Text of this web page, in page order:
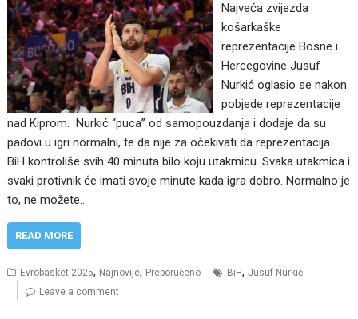
Najveća zvijezda
košarkaške
reprezentacije Bosne i
Hercegovine Jusuf
Nurkić oglasio se nakon
pobjede reprezentacije
nad Kiprom. Nurkić “puca” od samopouzdanja i dodaje da su
padovi u igri normalni, te da nije za očekivati da reprezentacija
BiH kontroliše svih 40 minuta bilo koju utakmicu. Svaka utakmica i
svaki protivnik će imati svoje minute kada igra dobro. Normalno je
to, ne možete…
READ MORE
Evrobasket 2025, Najnovije, Preporučeno BiH,Jusuf Nurkić
Leave a comment